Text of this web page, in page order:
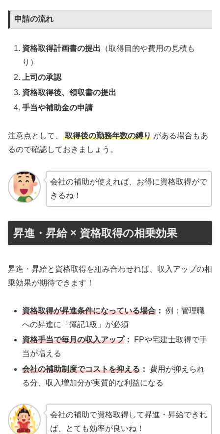
申請の流れ
資格取得計画書の提出 （取得目的や費用の見積も
り）
上司の承認
資格取得後、領収書の提出
手当や補助金の申請
注意点として、 取得後の勤務年数の縛り がある場合もあ
るので確認しておきましょう。
会社の補助が使えれば、お得に資格取得がで
きるね！
昇進・昇給 × 資格取得の相乗効果
昇進・昇給と資格取得を組み合わせれば、収入アップの相
乗効果が期待できます！
資格取得が昇進条件になっている場合 ： 例：管理職
への昇進に「簿記1級」が必須
資格手当で毎月の収入アップ：
FPや宅建士取得で手
当が増える
会社の補助制度でコストを抑える ：
費用が抑えられ
る分、収入増加分が実質的な利益になる
会社の補助で資格取得して昇進・昇給できれ
ば、とても効率が良いね！